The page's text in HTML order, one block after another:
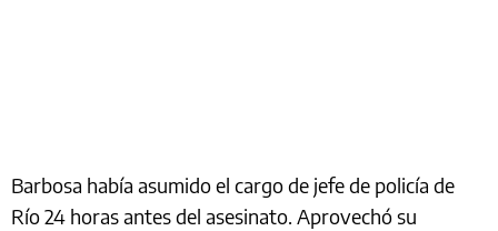
Barbosa había asumido el cargo de jefe de policía de
Río 24 horas antes del asesinato. Aprovechó su